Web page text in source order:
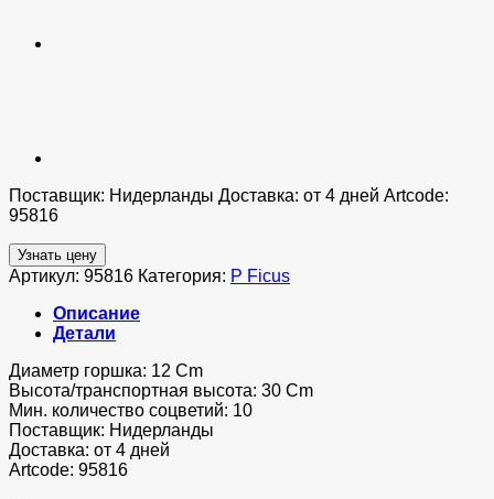
Поставщик: Нидерланды Доставка: от 4 дней Artcode:
95816
Узнать цену
Артикул: 95816 Категория: P Ficus
Описание
Детали
Диаметр горшка: 12 Cm
Высота/транспортная высота: 30 Cm
Мин. количество соцветий: 10
Поставщик: Нидерланды
Доставка: от 4 дней
Artcode: 95816